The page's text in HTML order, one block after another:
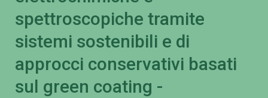
spettroscopiche tramite
sistemi sostenibili e di
approcci conservativi basati
sul green coating -